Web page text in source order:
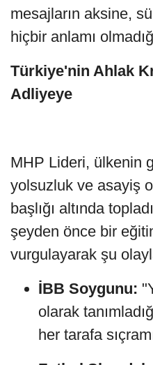
mesajların aksine,
hiçbir anlamı
Türkiye'nin Ahlak
Adliyeye
MHP Lideri, ülkenin
yolsuzluk ve asayiş
başlığı altında
şeyden önce bir
vurgulayarak şu
İBB Soygunu:
olarak
her tarafa